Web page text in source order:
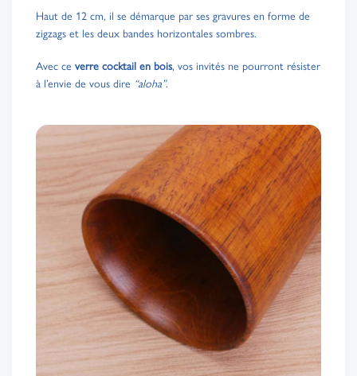
Haut de 12 cm, il se démarque par ses gravures en forme de
zigzags et les deux bandes horizontales sombres.
Avec ce verre cocktail en bois, vos invités ne pourront résister
à l’envie de vous dire “aloha”.